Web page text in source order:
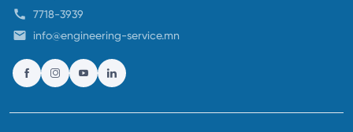
call 7718-3939
email info@engineering-service.mn